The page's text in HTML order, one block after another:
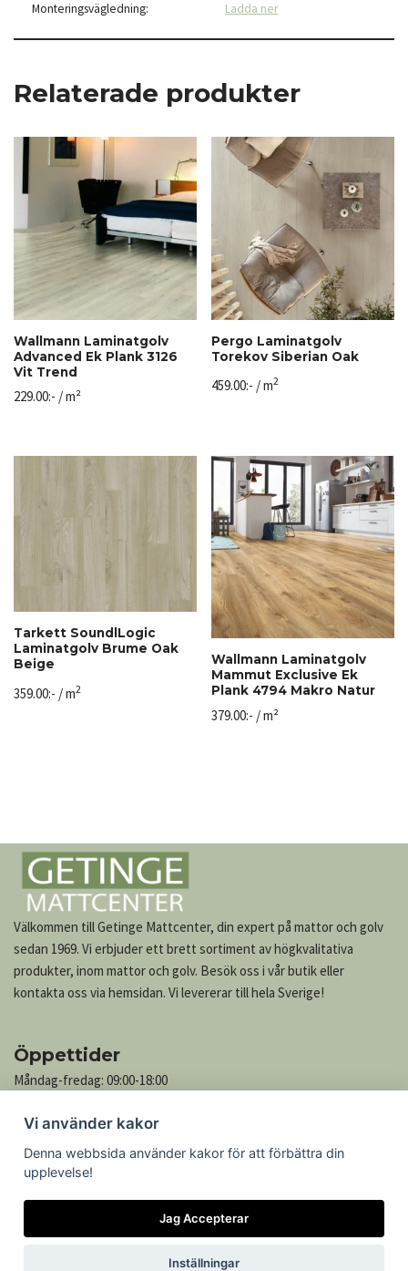
Monteringsvägledning: Ladda ner
Relaterade produkter
Wallmann Laminatgolv
Advanced Ek Plank 3126
Vit Trend
229.00:- / m²
Pergo Laminatgolv
Torekov Siberian Oak
459.00:- / m2
Tarkett SoundlLogic
Laminatgolv Brume Oak
Beige
359.00:- / m2
Wallmann Laminatgolv
Mammut Exclusive Ek
Plank 4794 Makro Natur
379.00:- / m²
Välkommen till Getinge Mattcenter, din expert på mattor och golv
sedan 1969. Vi erbjuder ett brett sortiment av högkvalitativa
produkter, inom mattor och golv. Besök oss i vår butik eller
kontakta oss via hemsidan. Vi levererar till hela Sverige!
Öppettider
Måndag-fredag: 09:00-18:00
Söndag: Stängt
Kontakta oss
Vi använder kakor
Denna webbsida använder kakor för att förbättra din
upplevelse!
Jag Accepterar
Inställningar